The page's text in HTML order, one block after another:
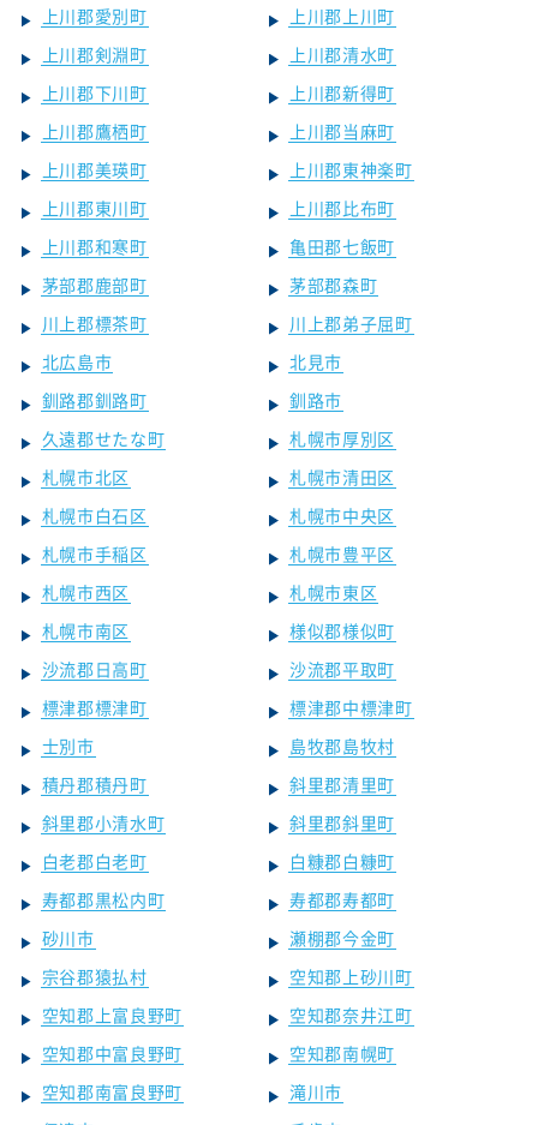
上川郡愛別町
上川郡上川町
上川郡剣淵町
上川郡清水町
上川郡下川町
上川郡新得町
上川郡鷹栖町
上川郡当麻町
上川郡美瑛町
上川郡東神楽町
上川郡東川町
上川郡比布町
上川郡和寒町
亀田郡七飯町
茅部郡鹿部町
茅部郡森町
川上郡標茶町
川上郡弟子屈町
北広島市
北見市
釧路郡釧路町
釧路市
久遠郡せたな町
札幌市厚別区
札幌市北区
札幌市清田区
札幌市白石区
札幌市中央区
札幌市手稲区
札幌市豊平区
札幌市西区
札幌市東区
札幌市南区
様似郡様似町
沙流郡日高町
沙流郡平取町
標津郡標津町
標津郡中標津町
士別市
島牧郡島牧村
積丹郡積丹町
斜里郡清里町
斜里郡小清水町
斜里郡斜里町
白老郡白老町
白糠郡白糠町
寿都郡黒松内町
寿都郡寿都町
砂川市
瀬棚郡今金町
宗谷郡猿払村
空知郡上砂川町
空知郡上富良野町
空知郡奈井江町
空知郡中富良野町
空知郡南幌町
空知郡南富良野町
滝川市